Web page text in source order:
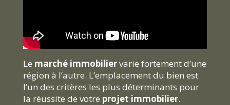
Le marché immobiliervarie fortement d’une
région à l’autre. L’emplacement du bien est
l’un des critères les plus déterminants pour
la réussite de votre projet immobilier.